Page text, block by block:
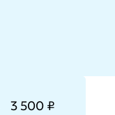
3 500 ₽